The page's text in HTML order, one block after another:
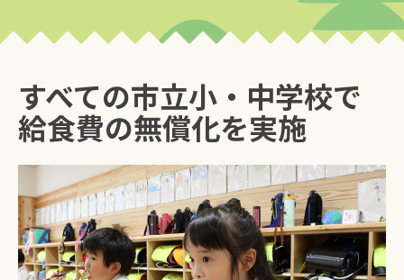
子育て 仕事
住まい 国際交流
交通 歴史・文化
すべての市立小・中学校で
給食費の無償化を実施